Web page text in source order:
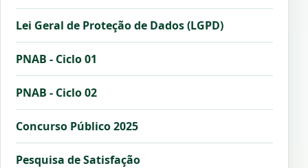
Lei Geral de Proteção de Dados (LGPD)
PNAB - Ciclo 01
PNAB - Ciclo 02
Concurso Público 2025
Pesquisa de Satisfação